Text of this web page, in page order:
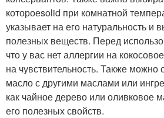
котороеsolid при комнатной
указывает на его натуральность и
полезных веществ. Перед
что у вас нет аллергии на
на чувствительность. Также можно
масло с другими маслами или
как чайное дерево или оливковое
его полезных свойств.